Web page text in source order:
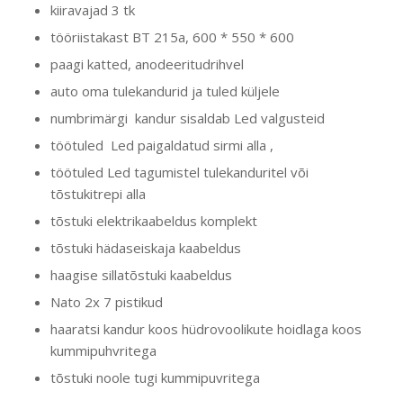
kiiravajad 3 tk
tööriistakast BT 215a, 600 * 550 * 600
paagi katted, anodeeritudrihvel
auto oma tulekandurid ja tuled küljele
numbrimärgi kandur sisaldab Led valgusteid
töötuled Led paigaldatud sirmi alla ,
töötuled Led tagumistel tulekanduritel või
tõstukitrepi alla
tõstuki elektrikaabeldus komplekt
tõstuki hädaseiskaja kaabeldus
haagise sillatõstuki kaabeldus
Nato 2x 7 pistikud
haaratsi kandur koos hüdrovoolikute hoidlaga koos
kummipuhvritega
tõstuki noole tugi kummipuvritega